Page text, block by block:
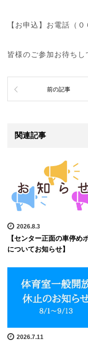
【お申込】お電話（
皆様のご参加お待ちし
前の記事
関連記事
2026.8.3
【センター正面の車停め
についてお知らせ】
2026.7.11